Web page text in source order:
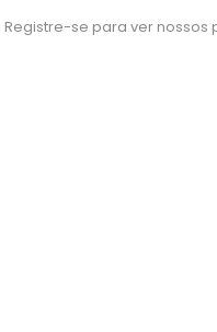
Registre-se para ver nossos